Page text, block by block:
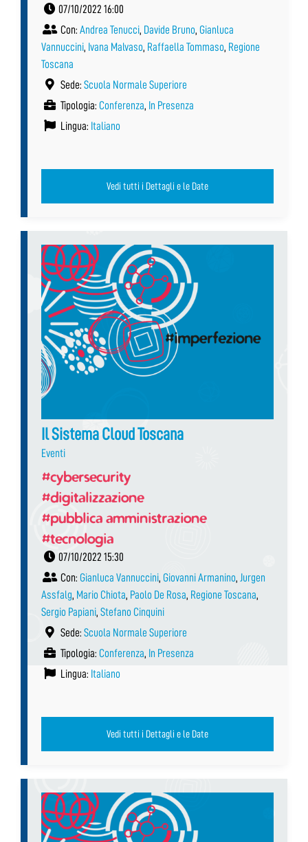
07/10/2022 16:00
Con: Andrea Tenucci, Davide Bruno, Gianluca
Vannuccini, Ivana Malvaso, Raffaella Tommaso, Regione
Toscana
Sede: Scuola Normale Superiore
Tipologia: Conferenza, In Presenza
Lingua: Italiano
Vedi tutti i Dettagli e le Date
Il Sistema Cloud Toscana
Eventi
#cybersecurity
#digitalizzazione
#pubblica amministrazione
#tecnologia
07/10/2022 15:30
Con: Gianluca Vannuccini, Giovanni Armanino, Jurgen
Assfalg, Mario Chiota, Paolo De Rosa, Regione Toscana,
Sergio Papiani, Stefano Cinquini
Sede: Scuola Normale Superiore
Tipologia: Conferenza, In Presenza
Lingua: Italiano
Vedi tutti i Dettagli e le Date